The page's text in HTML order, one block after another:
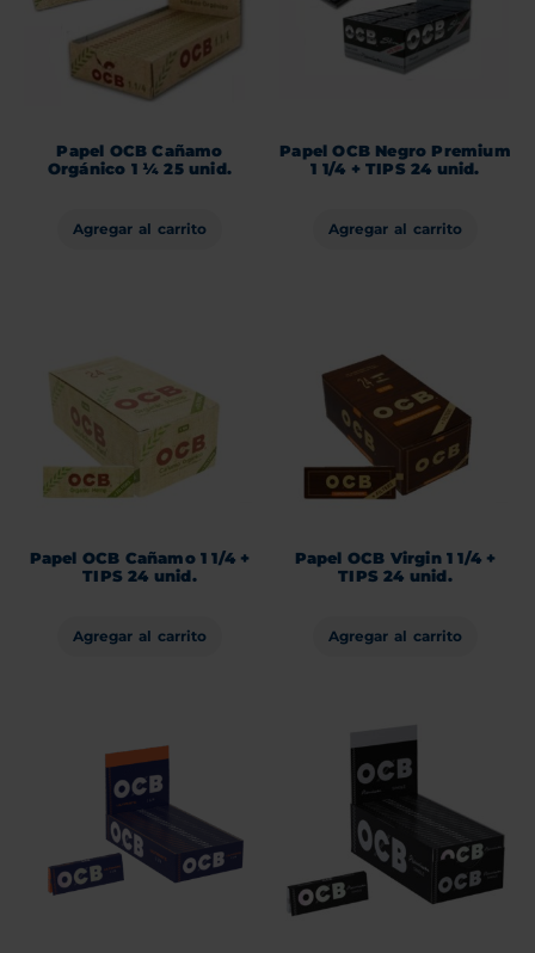
Papel OCB Cañamo
Orgánico 1 ¼ 25 unid.
Agregar al carrito
Papel OCB Negro Premium
1 1/4 + TIPS 24 unid.
Agregar al carrito
Papel OCB Cañamo 1 1/4 +
TIPS 24 unid.
Agregar al carrito
Papel OCB Virgin 1 1/4 +
TIPS 24 unid.
Agregar al carrito